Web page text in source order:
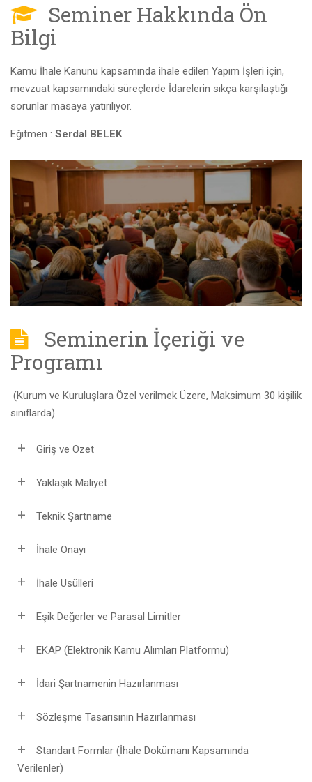
Seminer Hakkında Ön
Bilgi
Kamu İhale Kanunu kapsamında ihale edilen Yapım İşleri için,
mevzuat kapsamındaki süreçlerde İdarelerin sıkça karşılaştığı
sorunlar masaya yatırılıyor.
Eğitmen : Serdal BELEK
Seminerin İçeriği ve
Programı
(Kurum ve Kuruluşlara Özel verilmek Üzere, Maksimum 30 kişilik
sınıflarda)
Giriş ve Özet
Yaklaşık Maliyet
Teknik Şartname
İhale Onayı
İhale Usülleri
Eşik Değerler ve Parasal Limitler
EKAP (Elektronik Kamu Alımları Platformu)
İdari Şartnamenin Hazırlanması
Sözleşme Tasarısının Hazırlanması
Standart Formlar (İhale Dokümanı Kapsamında
Verilenler)